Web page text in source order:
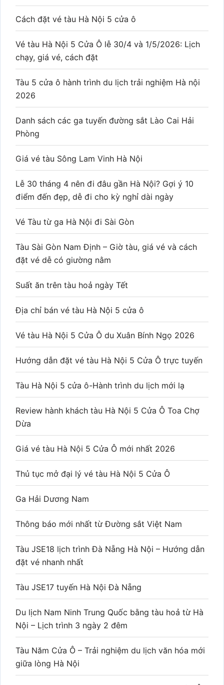
Cách đặt vé tàu Hà Nội 5 cửa ô
Vé tàu Hà Nội 5 Cửa Ô lễ 30/4 và 1/5/2026: Lịch
chạy, giá vé, cách đặt
Tàu 5 cửa ô hành trình du lịch trải nghiệm Hà nội
2026
Danh sách các ga tuyến đường sắt Lào Cai Hải
Phòng
Giá vé tàu Sông Lam Vinh Hà Nội
Lễ 30 tháng 4 nên đi đâu gần Hà Nội? Gợi ý 10
điểm đến đẹp, dễ đi cho kỳ nghỉ dài ngày
Vé Tàu từ ga Hà Nội đi Sài Gòn
Tàu Sài Gòn Nam Định – Giờ tàu, giá vé và cách
đặt vé dễ có giường nằm
Suất ăn trên tàu hoả ngày Tết
Địa chỉ bán vé tàu Hà Nội 5 cửa ô
Vé tàu Hà Nội 5 Cửa Ô du Xuân Bính Ngọ 2026
Hướng dẫn đặt vé tàu Hà Nội 5 Cửa Ô trực tuyến
Tàu Hà Nội 5 cửa ô-Hành trình du lịch mới lạ
Review hành khách tàu Hà Nội 5 Cửa Ô Toa Chợ
Dừa
Giá vé tàu Hà Nội 5 Cửa Ô mới nhất 2026
Thủ tục mở đại lý vé tàu Hà Nội 5 Cửa Ô
Ga Hải Dương Nam
Thông báo mới nhất từ Đường sắt Việt Nam
Tàu JSE18 lịch trình Đà Nẵng Hà Nội – Hướng dẫn
đặt vé nhanh nhất
Tàu JSE17 tuyến Hà Nội Đà Nẵng
Du lịch Nam Ninh Trung Quốc bằng tàu hoả từ Hà
Nội – Lịch trình 3 ngày 2 đêm
Tàu Năm Cửa Ô – Trải nghiệm du lịch văn hóa mới
giữa lòng Hà Nội